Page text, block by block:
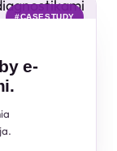
#CASESTUDY
e-